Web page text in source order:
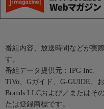
番組内容、放送時間などが実
す。
番組データ提供元：IPG Inc.
TiVo、Gガイド、G-GUIDE、
Brands LLCおよび／またはそ
たは登録商標です。